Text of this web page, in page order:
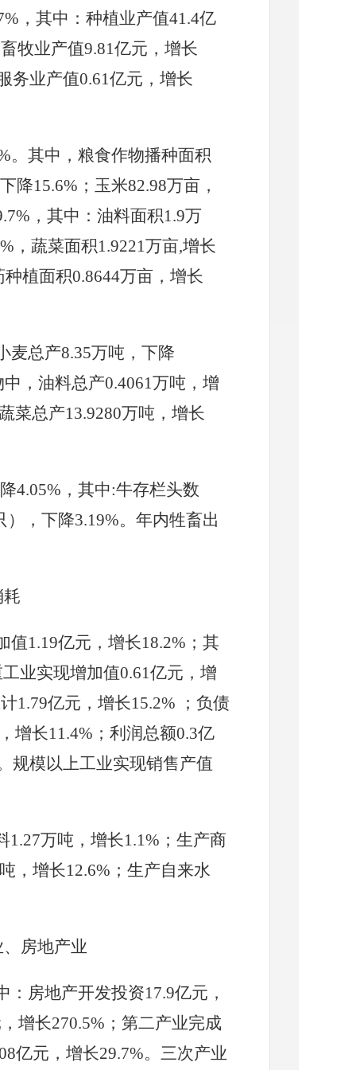
%，其中：种植业产值41.4亿
牧业产值9.81亿元，增长
务业产值0.61亿元，增长
。其中，粮食作物播种面积
降15.6%；玉米82.98万亩，
%，其中：油料面积1.9万
%，蔬菜面积1.9221万亩,增长
种植面积0.8644万亩，增长
麦总产8.35万吨，下降
，油料总产0.4061万吨，增
菜总产13.9280万吨，增长
4.05%，其中:牛存栏头数
），下降3.19%。年内牲畜出
值1.19亿元，增长18.2%；其
业实现增加值0.61亿元，增
1.79亿元，增长15.2% ；负债
增长11.4%；利润总额0.3亿
规模以上工业实现销售产值
1.27万吨， 增长1.1%；生产商
吨， 增长12.6%；生产自来水
房地产业
：房地产开发投资17.9亿元，
增长270.5%；第二产业完成
亿元，增长29.7%。三次产业